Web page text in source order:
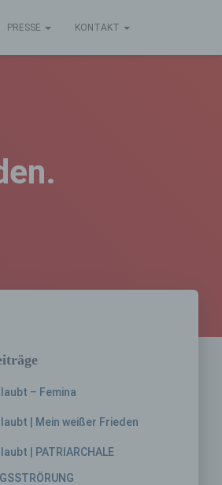
PRESSE KONTAKT
– Femina
| Mein weißer Frieden
| PATRIARCHALE